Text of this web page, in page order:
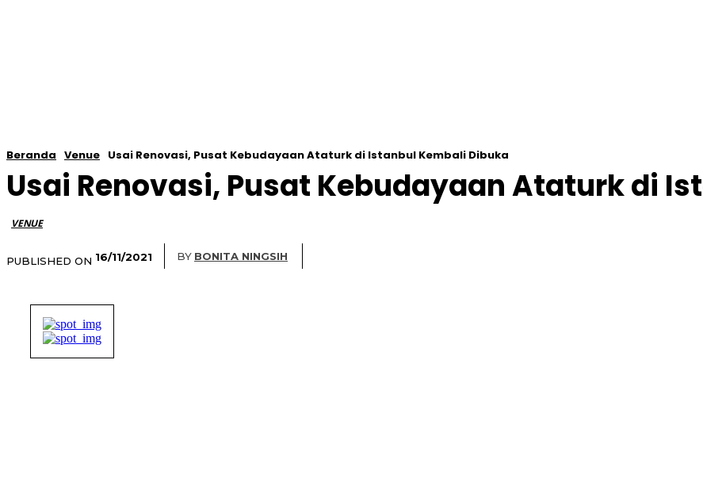
Beranda Venue Usai Renovasi, Pusat Kebudayaan Ataturk di Istanbul Kembali Dibuka
Usai Renovasi, Pusat Kebudayaan Ataturk di
VENUE
PUBLISHED ON 16/11/2021 BY BONITA NINGSIH